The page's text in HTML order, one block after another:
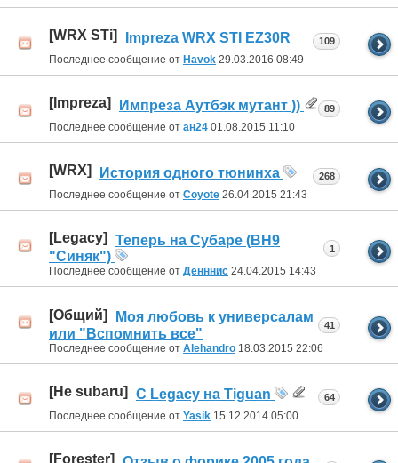
[WRX STi] Impreza WRX STI EZ30R
Последнее сообщение от Havok 29.03.2016 08:49
109
[Impreza] Импреза Аутбэк мутант ))
Последнее сообщение от ан24 01.08.2015 11:10
89
[WRX] История одного тюнинха
Последнее сообщение от Coyote 26.04.2015 21:43
268
[Legacy]
Теперь на Субаре (BH9
"Синяк")
Последнее сообщение от Денннис 24.04.2015 14:43
1
[Общий]
Моя любовь к универсалам
или "Вспомнить все"
Последнее сообщение от Alehandro 18.03.2015 22:06
41
[Не subaru] C Legacy на Tiguan
Последнее сообщение от Yasik 15.12.2014 05:00
64
[Forester]